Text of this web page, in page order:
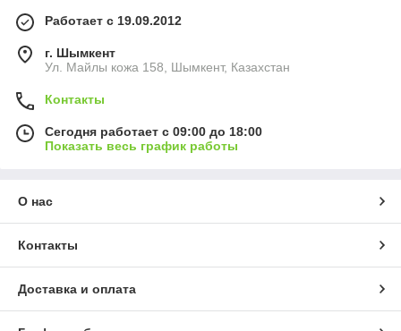
Работает с 19.09.2012
г. Шымкент
Ул. Майлы кожа 158, Шымкент, Казахстан
Контакты
Сегодня работает с 09:00 до 18:00
Показать весь график работы
О нас
Контакты
Доставка и оплата